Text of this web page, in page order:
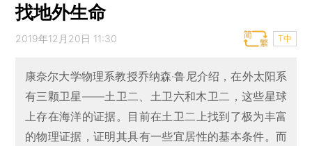
找地外生命
2019年12月20日 11:30 T中
康奈尔大学物理系教授乔纳森·鲁尼介绍，在外太阳系
有三颗卫星——土卫二、土卫六和木卫二，这些星球
上存在海洋的证据。目前在土卫二上找到了极为丰富
的物理证据，证明其具有一些宜居性的基本条件。而